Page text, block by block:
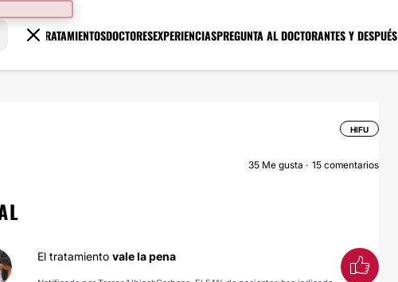
TRATAMIENTOSDOCTORESEXPERIENCIASPREGUNTA AL DOCTORANTES Y DESPUÉS
HIFU
35 Me gusta 15 comentarios
El tratamiento vale la pena